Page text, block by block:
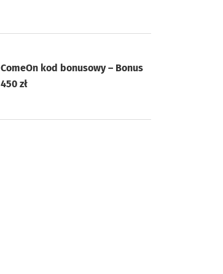
ComeOn kod bonusowy – Bonus
450 zł